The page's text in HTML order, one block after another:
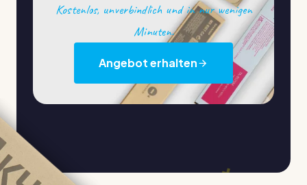
Kostenlos, unverbindlich und in nur wenigen
Minuten.
Angebot erhalten